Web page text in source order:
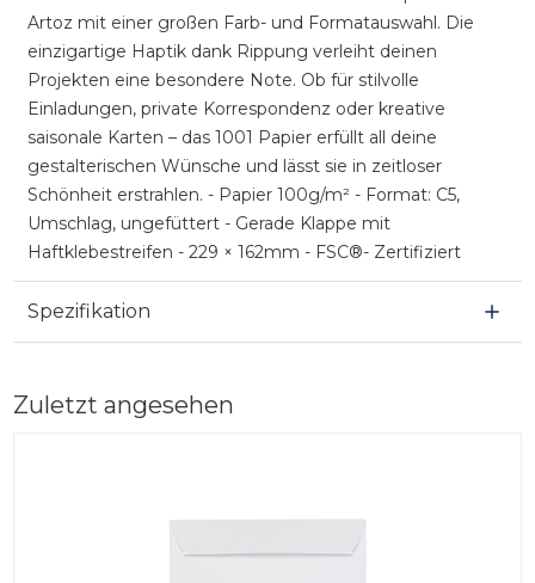
Artoz mit einer großen Farb- und Formatauswahl. Die
einzigartige Haptik dank Rippung verleiht deinen
Projekten eine besondere Note. Ob für stilvolle
Einladungen, private Korrespondenz oder kreative
saisonale Karten – das 1001 Papier erfüllt all deine
gestalterischen Wünsche und lässt sie in zeitloser
Schönheit erstrahlen. - Papier 100g/m² - Format: C5,
Umschlag, ungefüttert - Gerade Klappe mit
Haftklebestreifen - 229 × 162mm - FSC®- Zertifiziert
Spezifikation
Zuletzt angesehen